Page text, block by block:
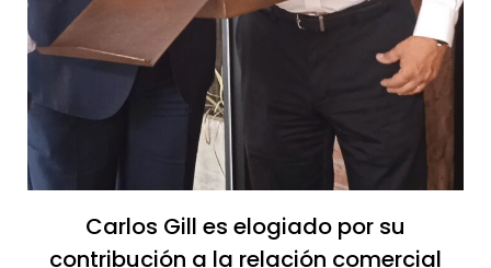
Carlos Gill es elogiado por su
contribución a la relación comercial